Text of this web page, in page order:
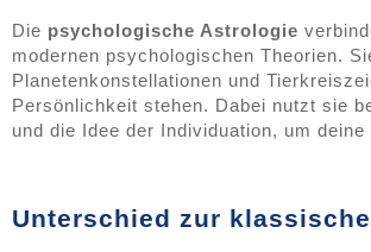
Die psychologische Astrologie
modernen psychologischen Theorien.
Planetenkonstellationen und
Persönlichkeit stehen. Dabei nutzt sie
und die Idee der Individuation, um
Unterschied zur